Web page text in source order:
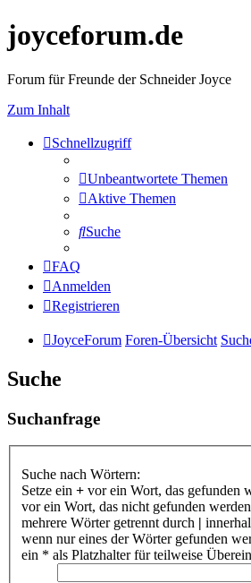
joyceforum.de
Forum für Freunde der Schneider Joyce
Zum Inhalt
Schnellzugriff
Unbeantwortete Themen
Aktive Themen
Suche
FAQ
Anmelden
Registrieren
JoyceForum Foren-Übersicht
Suche
Suchanfrage
Suche nach Wörtern:
Setze ein + vor ein Wort, das gefunden
vor ein Wort, das nicht gefunden
mehrere Wörter getrennt durch |
wenn nur eines der Wörter gefunden
ein * als Platzhalter für teilweise